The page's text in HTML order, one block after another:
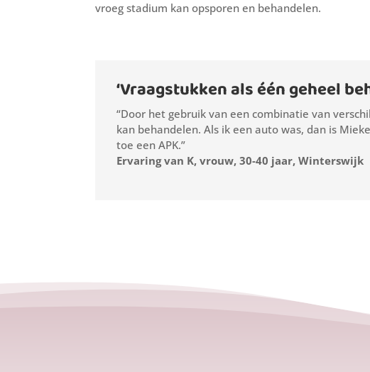
vroeg stadium kan opsporen en behandelen.
‘Vraagstukken als één geheel
“Door het gebruik van een combinatie van
kan behandelen. Als ik een auto was, dan is
toe een APK.”
Ervaring van K, vrouw, 30-40 jaar, Winterswijk